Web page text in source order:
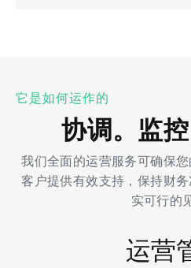
它是如何运作的
协调。监控
我们全面的运营服务可确保
客户提供有效支持，保持财
实可行的
运营